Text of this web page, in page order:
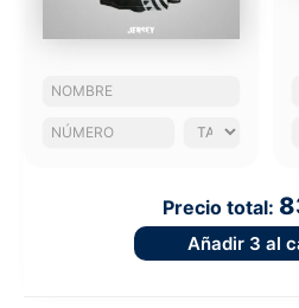
Precio total:
Añadir 3 al